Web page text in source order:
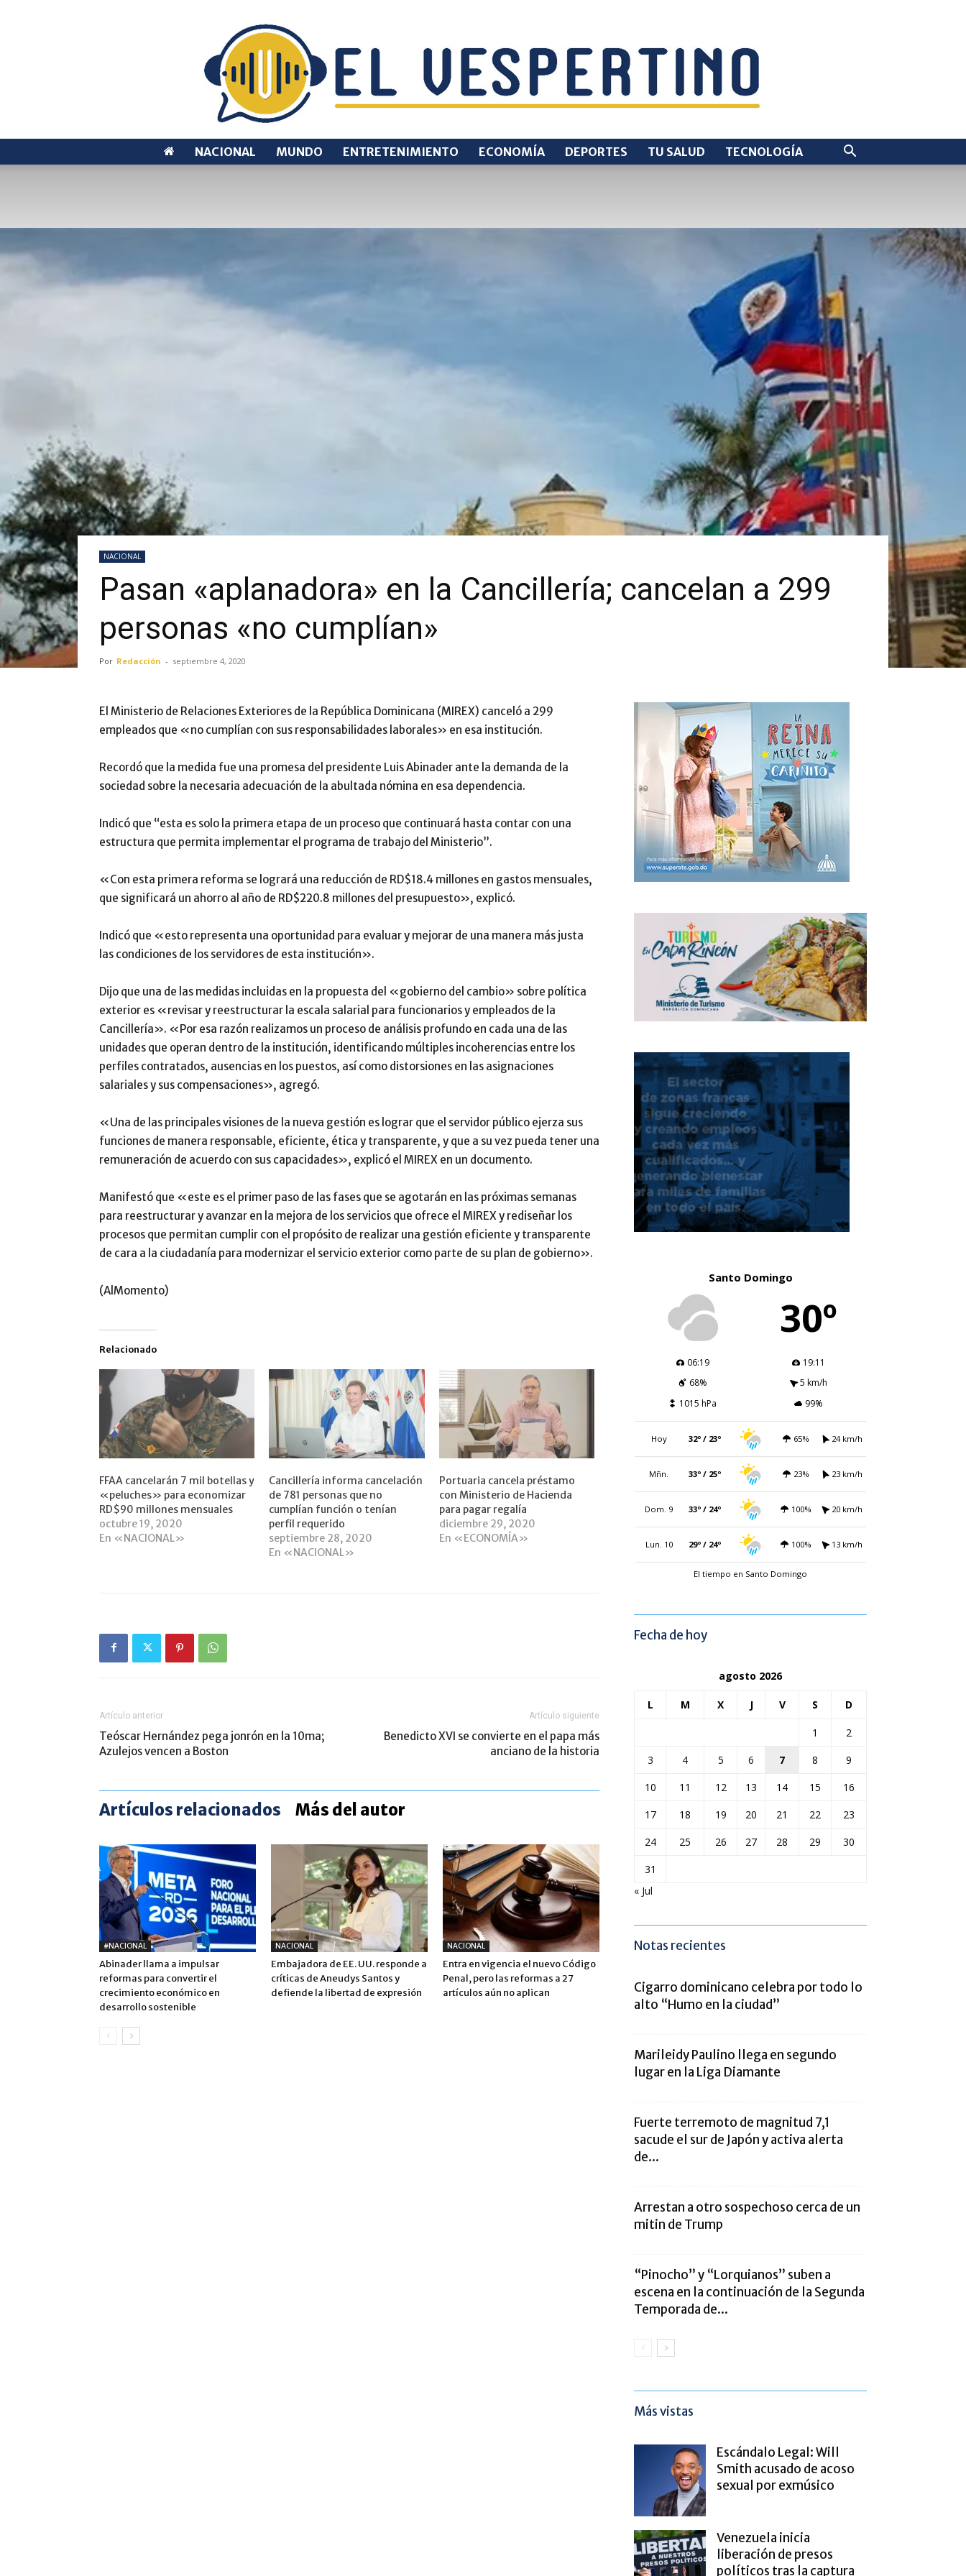
NACIONAL MUNDO ENTRETENIMIENTO ECONOMÍA DEPORTES TU SALUD TECNOLOGÍA
NACIONAL
Pasan «aplanadora» en la Cancillería; cancelan a 299
personas «no cumplían»
Por Redacción - septiembre 4, 2020
El Ministerio de Relaciones Exteriores de la República Dominicana (MIREX) canceló a 299
empleados que «no cumplían con sus responsabilidades laborales» en esa institución.
Recordó que la medida fue una promesa del presidente Luis Abinader ante la demanda de la
sociedad sobre la necesaria adecuación de la abultada nómina en esa dependencia.
Indicó que “esta es solo la primera etapa de un proceso que continuará hasta contar con una
estructura que permita implementar el programa de trabajo del Ministerio”.
«Con esta primera reforma se logrará una reducción de RD$18.4 millones en gastos mensuales,
que significará un ahorro al año de RD$220.8 millones del presupuesto», explicó.
Indicó que «esto representa una oportunidad para evaluar y mejorar de una manera más justa
las condiciones de los servidores de esta institución».
Dijo que una de las medidas incluidas en la propuesta del «gobierno del cambio» sobre política
exterior es «revisar y reestructurar la escala salarial para funcionarios y empleados de la
Cancillería». «Por esa razón realizamos un proceso de análisis profundo en cada una de las
unidades que operan dentro de la institución, identificando múltiples incoherencias entre los
perfiles contratados, ausencias en los puestos, así como distorsiones en las asignaciones
salariales y sus compensaciones», agregó.
«Una de las principales visiones de la nueva gestión es lograr que el servidor público ejerza sus
funciones de manera responsable, eficiente, ética y transparente, y que a su vez pueda tener una
remuneración de acuerdo con sus capacidades», explicó el MIREX en un documento.
Manifestó que «este es el primer paso de las fases que se agotarán en las próximas semanas
para reestructurar y avanzar en la mejora de los servicios que ofrece el MIREX y rediseñar los
procesos que permitan cumplir con el propósito de realizar una gestión eficiente y transparente
de cara a la ciudadanía para modernizar el servicio exterior como parte de su plan de gobierno».
(AlMomento)
Relacionado
FFAA cancelarán 7 mil botellas y
«peluches» para economizar
RD$90 millones mensuales
octubre 19, 2020
En «NACIONAL»
Cancillería informa cancelación
de 781 personas que no
cumplían función o tenían
perfil requerido
septiembre 28, 2020
En «NACIONAL»
Portuaria cancela préstamo
con Ministerio de Hacienda
para pagar regalía
diciembre 29, 2020
En «ECONOMÍA»
Artículo anterior
Teóscar Hernández pega jonrón en la 10ma;
Azulejos vencen a Boston
Artículo siguiente
Benedicto XVI se convierte en el papa más
anciano de la historia
Artículos relacionados Más del autor
#NACIONAL
Abinader llama a impulsar
reformas para convertir el
crecimiento económico en
desarrollo sostenible
NACIONAL
Embajadora de EE. UU. responde a
críticas de Aneudys Santos y
defiende la libertad de expresión
NACIONAL
Entra en vigencia el nuevo Código
Penal, pero las reformas a 27
artículos aún no aplican
Santo Domingo
30º
06:19
19:11
68%
5 km/h
1015 hPa
99%
Hoy 32º / 23º 65% 24 km/h
Mñn. 33º / 25º 23% 23 km/h
Dom. 9 33º / 24º 100% 20 km/h
Lun. 10 29º / 24º 100% 13 km/h
El tiempo en Santo Domingo
Fecha de hoy
agosto 2026
L M X J V S D
1
2
3
4 5 6 7 8
9
10
11 12 13 14 15
16
17
18 19 20 21 22
23
24
25 26 27 28 29
30
31
« Jul
Notas recientes
Cigarro dominicano celebra por todo lo
alto “Humo en la ciudad”
Marileidy Paulino llega en segundo
lugar en la Liga Diamante
Fuerte terremoto de magnitud 7,1
sacude el sur de Japón y activa alerta
de...
Arrestan a otro sospechoso cerca de un
mitin de Trump
“Pinocho” y “Lorquianos” suben a
escena en la continuación de la Segunda
Temporada de...
Más vistas
Escándalo Legal: Will
Smith acusado de acoso
sexual por exmúsico
Venezuela inicia
liberación de presos
políticos tras la captura